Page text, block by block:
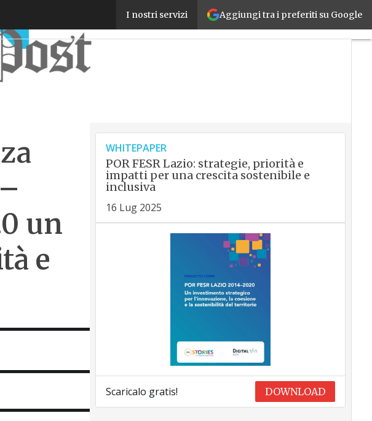
Aggiungi tra i preferiti su Google
I nostri servizi
Come implementare l’intelligenza artificiale in
un
e
WHITEPAPER
POR FESR Lazio: strategie, priorità e
impatti per una crescita sostenibile e
inclusiva
16 Lug 2025
Scaricalo gratis! DOWNLOAD